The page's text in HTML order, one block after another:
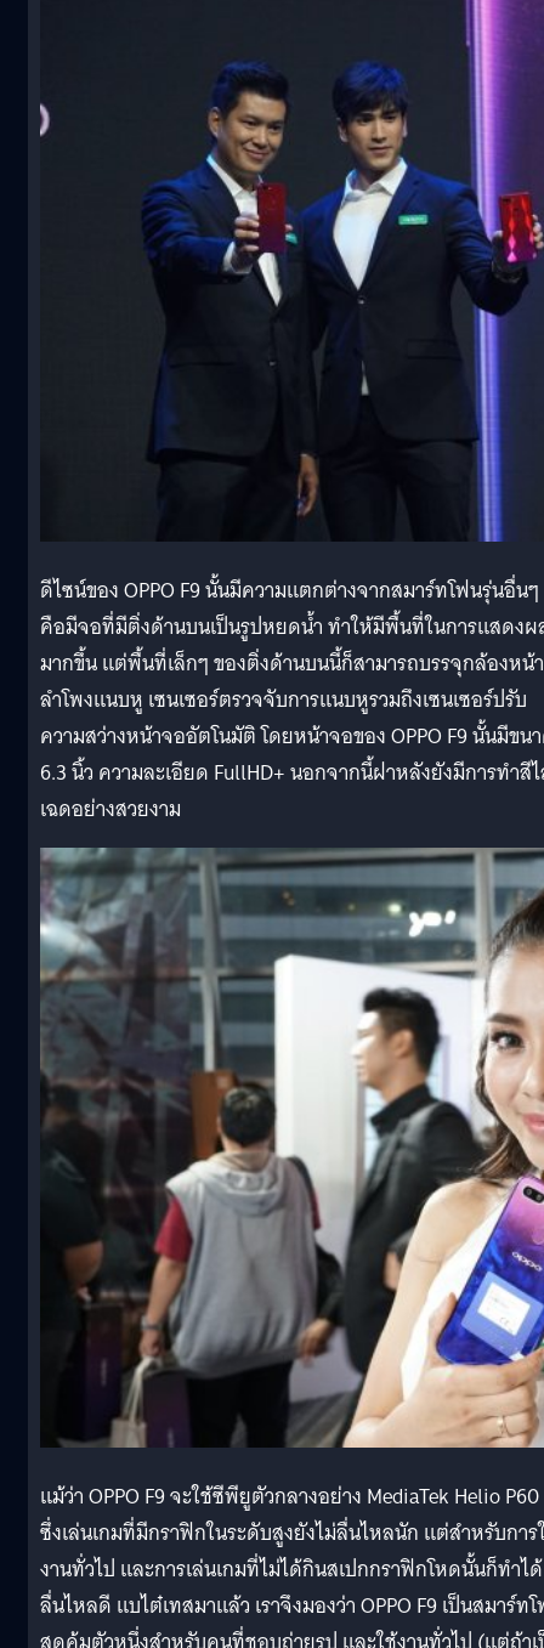
ดีไซน์ของ OPPO F9 นั้นมีความแตกต่างจากสมาร์ทโฟนรุ่นอื่นๆ
คือมีจอที่มีติ่งด้านบนเป็นรูปหยดน้ำ ทำให้มีพื้นที่ในการแสดง
มากขึ้น แต่พื้นที่เล็กๆ ของติ่งด้านบนนี้ก็สามารถบรรจุกล้องหน้า
ลำโพงแนบหู เซนเซอร์ตรวจจับการแนบหูรวมถึงเซนเซอร์ปรับ
ความสว่างหน้าจออัตโนมัติ โดยหน้าจอของ OPPO F9 นั้นมีขน
6.3 นิ้ว ความละเอียด FullHD+ นอกจากนี้ฝาหลังยังมีการทำสี
เฉดอย่างสวยงาม
แม้ว่า OPPO F9 จะใช้ซีพียูตัวกลางอย่าง MediaTek Helio P60
ซึ่งเล่นเกมที่มีกราฟิกในระดับสูงยังไม่ลื่นไหลนัก แต่สำหรับการ
งานทั่วไป และการเล่นเกมที่ไม่ได้กินสเปกกราฟิกโหดนั้นก็ทำได้
ลื่นไหลดี แบไต๋เทสมาแล้ว เราจึงมองว่า OPPO F9 เป็นสมาร์ท